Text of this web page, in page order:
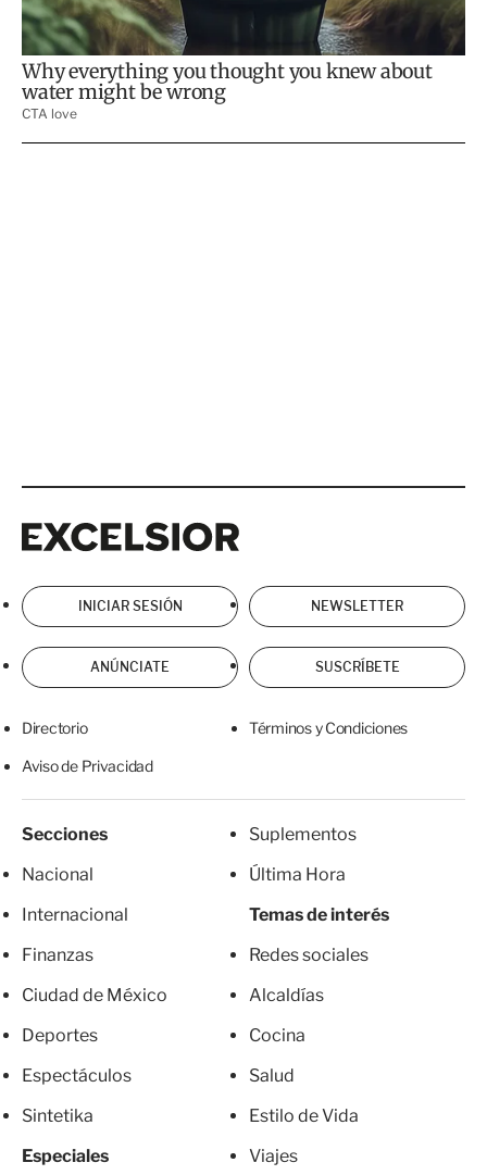
INICIAR SESIÓN NEWSLETTER
ANÚNCIATE SUSCRÍBETE
Directorio Términos y Condiciones
Aviso de Privacidad
Secciones
Nacional
Internacional
Finanzas
Ciudad de México
Deportes
Espectáculos
Sintetika
Especiales
Suplementos
Última Hora
Temas de interés
Redes sociales
Alcaldías
Cocina
Salud
Estilo de Vida
Viajes